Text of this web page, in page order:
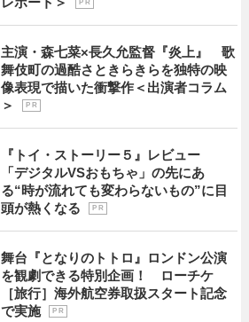
P R
主演・森七菜×長久允監督『炎上』 歌
舞伎町の過酷さときらきらを独特の映
像表現で描いた衝撃作＜出演者コラム
＞
P R
『トイ・ストーリー５』レビュー
「デジタルVSおもちゃ」の先にあ
る“時が流れても変わらないもの”に目
頭が熱くなる
P R
舞台『となりのトトロ』ロンドン公演
を観劇できる特別企画！ ローチケ
［旅行］海外航空券取扱スタート記念
で実施
P R